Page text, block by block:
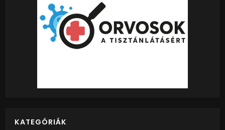
KATEGÓRIÁK